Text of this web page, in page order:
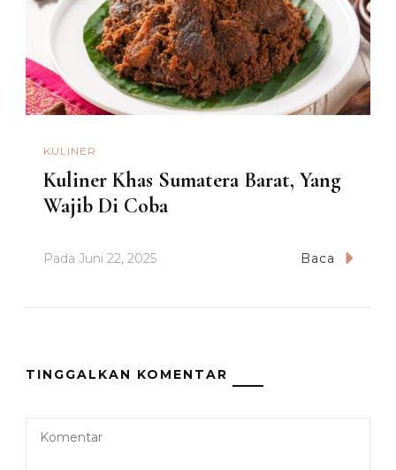
KULINER
Kuliner Khas Sumatera Barat, Yang
Wajib Di Coba
Pada Juni 22, 2025 Baca
TINGGALKAN KOMENTAR